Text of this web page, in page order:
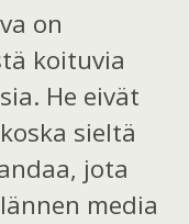
on
koituvia
He eivät
sieltä
jota
media